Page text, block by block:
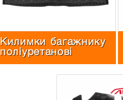
Килимки багажнику
поліуретанові